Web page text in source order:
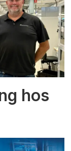
hos